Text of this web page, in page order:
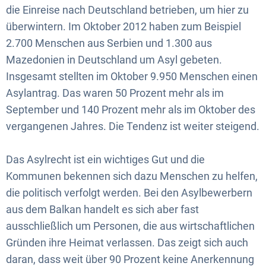
die Einreise nach Deutschland betrieben, um hier zu
überwintern. Im Oktober 2012 haben zum Beispiel
2.700 Menschen aus Serbien und 1.300 aus
Mazedonien in Deutschland um Asyl gebeten.
Insgesamt stellten im Oktober 9.950 Menschen einen
Asylantrag. Das waren 50 Prozent mehr als im
September und 140 Prozent mehr als im Oktober des
vergangenen Jahres. Die Tendenz ist weiter steigend.
Das Asylrecht ist ein wichtiges Gut und die
Kommunen bekennen sich dazu Menschen zu helfen,
die politisch verfolgt werden. Bei den Asylbewerbern
aus dem Balkan handelt es sich aber fast
ausschließlich um Personen, die aus wirtschaftlichen
Gründen ihre Heimat verlassen. Das zeigt sich auch
daran, dass weit über 90 Prozent keine Anerkennung